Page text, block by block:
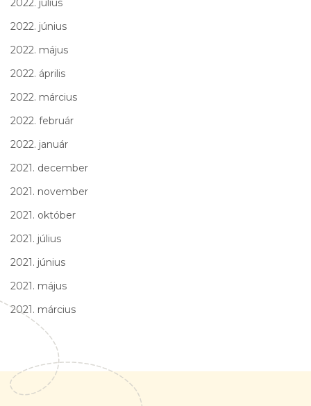
2022. július
2022. június
2022. május
2022. április
2022. március
2022. február
2022. január
2021. december
2021. november
2021. október
2021. július
2021. június
2021. május
2021. március